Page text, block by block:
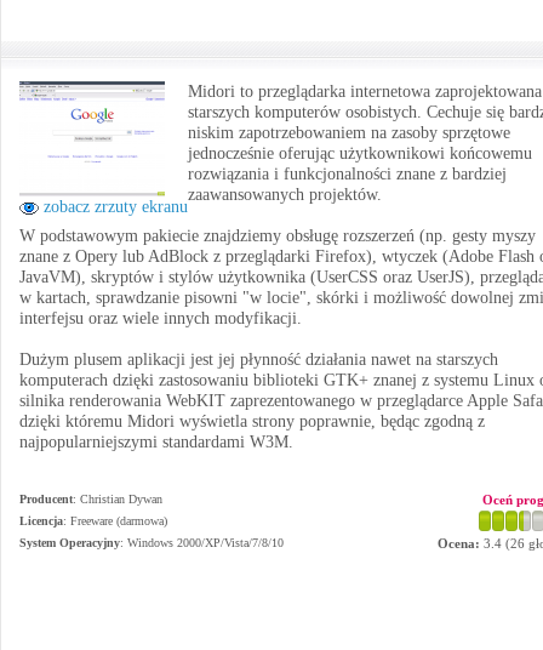
zobacz zrzuty ekranu
Midori to przeglądarka internetowa
starszych komputerów osobistych. Cechuje się
niskim zapotrzebowaniem na zasoby sprzętowe
jednocześnie oferując użytkownikowi końcowemu
rozwiązania i funkcjonalności znane z bardziej
zaawansowanych projektów.
W podstawowym pakiecie znajdziemy obsługę rozszerzeń (np. gesty myszy
znane z Opery lub AdBlock z przeglądarki Firefox), wtyczek (Adobe Flash
JavaVM), skryptów i stylów użytkownika (UserCSS oraz UserJS),
w kartach, sprawdzanie pisowni "w locie", skórki i możliwość dowolnej
interfejsu oraz wiele innych modyfikacji.
Dużym plusem aplikacji jest jej płynność działania nawet na starszych
komputerach dzięki zastosowaniu biblioteki GTK+ znanej z systemu Linux
silnika renderowania WebKIT zaprezentowanego w przeglądarce Apple
dzięki któremu Midori wyświetla strony poprawnie, będąc zgodną z
najpopularniejszymi standardami W3M.
Producent: Christian Dywan
Licencja: Freeware (darmowa)
System Operacyjny: Windows 2000/XP/Vista/7/8/10
Oceń
Ocena: 3.4 (26